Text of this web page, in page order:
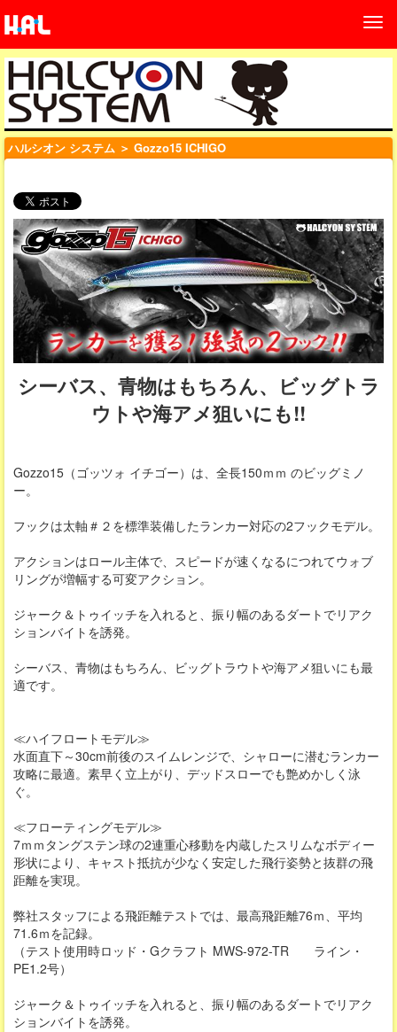
ハルシオン システム ＞ Gozzo15 ICHIGO
シーバス、青物はもちろん、ビッグトラ
ウトや海アメ狙いにも!!
Gozzo15（ゴッツォ イチゴー）は、全長150ｍｍ のビッグミノ
ー。
フックは太軸＃２を標準装備したランカー対応の2フックモデル。
アクションはロール主体で、スピードが速くなるにつれてウォブ
リングが増幅する可変アクション。
ジャーク＆トゥイッチを入れると、振り幅のあるダートでリアク
ションバイトを誘発。
シーバス、青物はもちろん、ビッグトラウトや海アメ狙いにも最
適です。
≪ハイフロートモデル≫
水面直下～30cm前後のスイムレンジで、シャローに潜むランカー
攻略に最適。素早く立上がり、デッドスローでも艶めかしく泳
ぐ。
≪フローティングモデル≫
7ｍｍタングステン球の2連重心移動を内蔵したスリムなボディー
形状により、キャスト抵抗が少なく安定した飛行姿勢と抜群の飛
距離を実現。
弊社スタッフによる飛距離テストでは、最高飛距離76ｍ、平均
71.6ｍを記録。
（テスト使用時ロッド・Gクラフト MWS-972-TR ライン・
PE1.2号）
ジャーク＆トゥイッチを入れると、振り幅のあるダートでリアク
ションバイトを誘発。